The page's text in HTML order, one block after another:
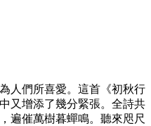
人們所喜愛。這首《初秋行
又增添了幾分緊張。全詩共
遍催萬樹暮蟬鳴。聽來咫尺